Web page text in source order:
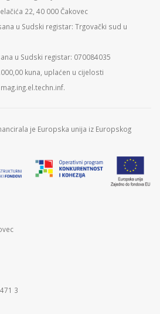
22, 40 000 Čakovec
u Sudski registar: Trgovački sud u
u Sudski registar: 070084035
kuna, uplaćen u cijelosti
je Europska unija iz Europskog
3